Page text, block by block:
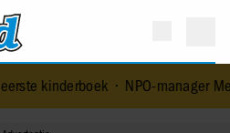
•NPO-manager Menno de Boer